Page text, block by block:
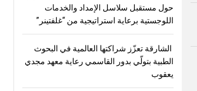
حول مستقبل سلاسل الإمداد والخدمات
اللوجستية برعاية استراتيجية من “غلفتينر”
الشارقة تعزّز شراكتها العالمية في البحوث
الطبية بتولّي بدور القاسمي رعاية معهد مجدي
يعقوب